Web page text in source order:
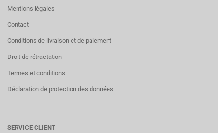
Mentions légales
Contact
Conditions de livraison et de paiement
Droit de rétractation
Termes et conditions
Déclaration de protection des données
SERVICE CLIENT